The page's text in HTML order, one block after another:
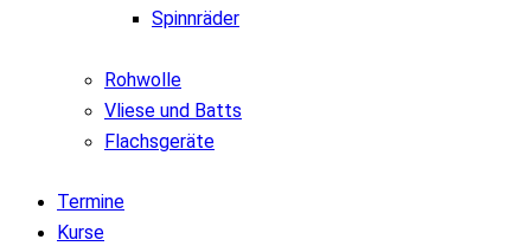
Spinnräder
Rohwolle
Vliese und Batts
Flachsgeräte
Termine
Kurse